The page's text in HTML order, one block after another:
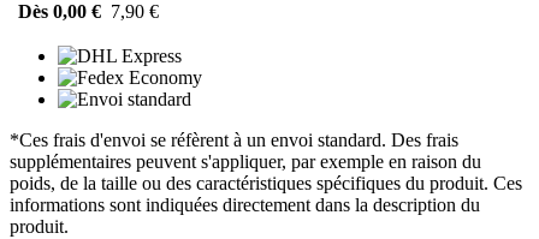
Dès 0,00 € 7,90 €
*Ces frais d'envoi se réfèrent à un envoi standard. Des frais
supplémentaires peuvent s'appliquer, par exemple en raison du
poids, de la taille ou des caractéristiques spécifiques du produit. Ces
informations sont indiquées directement dans la description du
produit.